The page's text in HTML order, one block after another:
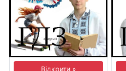
Відкрити »